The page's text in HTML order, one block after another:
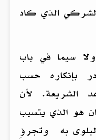
الذي كاد
سيما في باب
بإنكاره حسب
الشريعة. لأن
هو الذي يتسبب
به وتجرؤِ